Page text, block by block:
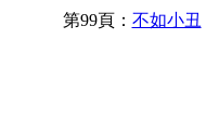
第99頁： 不如小丑